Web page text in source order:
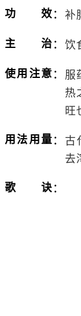
功效： 补
主治： 饮
使用注意： 服
热
旺
用法用量： 古
去
歌诀：